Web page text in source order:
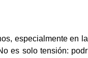
especialmente en
es solo tensión: